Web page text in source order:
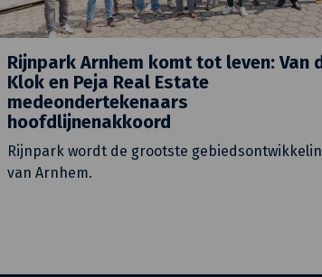
Rijnpark Arnhem komt tot leven: Van
Klok en Peja Real Estate
medeondertekenaars
hoofdlijnenakkoord
Rijnpark wordt de grootste
van Arnhem.